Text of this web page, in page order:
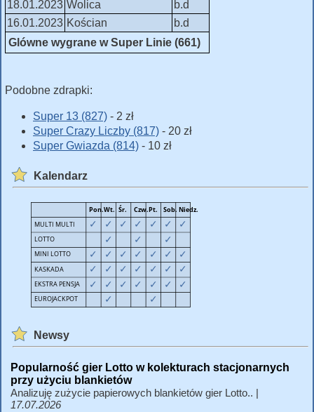
18.01.2023 Wolica
b.d
16.01.2023 Kościan
b.d
Glówne wygrane w Super Linie (661)
Podobne zdrapki:
Super 13 (827) - 2 zł
Super Crazy Liczby (817) - 20 zł
Super Gwiazda (814) - 10 zł
Kalendarz
Newsy
Popularność gier Lotto w kolekturach stacjonarnych
przy użyciu blankietów
Analizuję zużycie papierowych blankietów gier Lotto.. |
17.07.2026